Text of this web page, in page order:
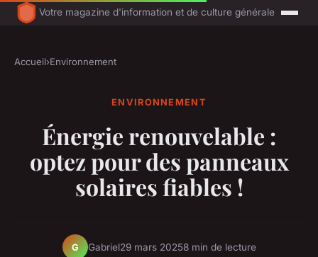
Votre magazine d'information et de culture générale
Accueil›Environnement
ENVIRONNEMENT
Énergie renouvelable :
optez pour des panneaux
solaires fiables !
G Gabriel29 mars 20258 min de lecture